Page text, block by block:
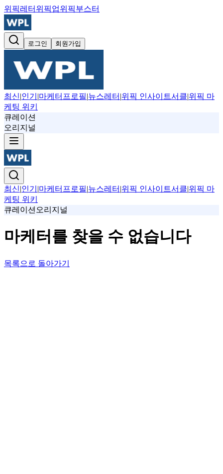
위픽레터 위픽업위픽부스터
로그인 회원가입
최신|인기 |마케터프로필|뉴스레터 |위픽 인사이트서클|위픽 마
케팅 위키
큐레이션
오리지널
최신|인기 |마케터프로필|뉴스레터 |위픽 인사이트서클|위픽 마
케팅 위키
큐레이션 오리지널
마케터를 찾을 수 없습니다
목록으로 돌아가기